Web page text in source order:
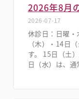
2026年8月
2026-07-17
休診日：日曜
（木）・14日
す。 15日（土
日（水）は、通